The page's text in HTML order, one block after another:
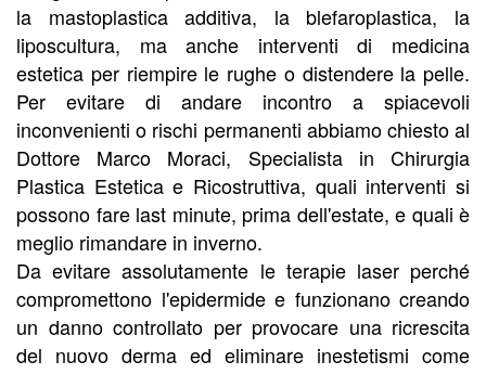
la mastoplastica additiva, la blefaroplastica, la
liposcultura, ma anche interventi di medicina
estetica per riempire le rughe o distendere la pelle.
Per evitare di andare incontro a spiacevoli
inconvenienti o rischi permanenti abbiamo chiesto al
Dottore Marco Moraci, Specialista in Chirurgia
Plastica Estetica e Ricostruttiva, quali interventi si
possono fare last minute, prima dell'estate, e quali è
meglio rimandare in inverno.
Da evitare assolutamente le terapie laser perché
compromettono l'epidermide e funzionano creando
un danno controllato per provocare una ricrescita
del nuovo derma ed eliminare inestetismi come